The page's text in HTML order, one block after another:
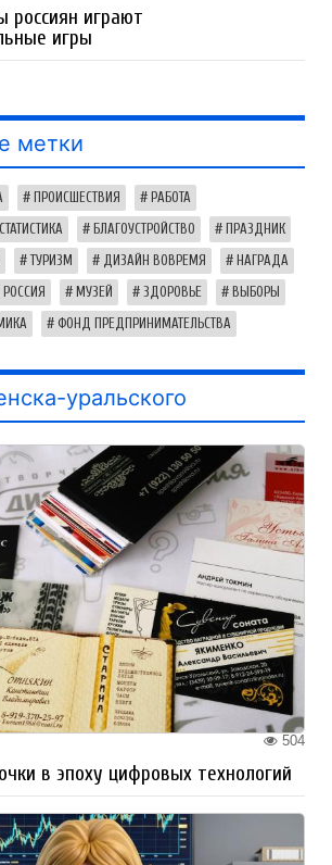
россиян играют
игры
метки
ПРОИСШЕСТВИЯ РАБОТА
СТАТИСТИКА БЛАГОУСТРОЙСТВО ПРАЗДНИК
ТУРИЗМ ДИЗАЙН ВОВРЕМЯ НАГРАДА
МУЗЕЙ ЗДОРОВЬЕ ВЫБОРЫ
ФОНД ПРЕДПРИНИМАТЕЛЬСТВА
уральского
504
в эпоху цифровых технологий